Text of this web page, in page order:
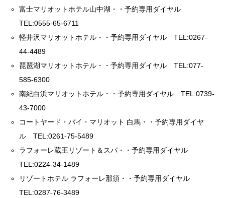
富士マリオットホテル山中湖・・予約専用ダイヤル
TEL:0555-65-6711
軽井沢マリオットホテル・・予約専用ダイヤル TEL:0267-
44-4489
琵琶湖マリオットホテル・・予約専用ダイヤル TEL:077-
585-6300
南紀白浜マリオットホテル・・予約専用ダイヤル TEL:0739-
43-7000
コートヤード・バイ・マリオット 白馬・・予約専用ダイヤ
ル TEL:0261-75-5489
ラフォーレ蔵王リゾート＆スパ・・予約専用ダイヤル
TEL:0224-34-1489
リゾートホテル ラフォーレ那須・・予約専用ダイヤル
TEL:0287-76-3489